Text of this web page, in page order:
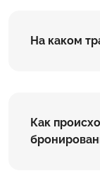
На каком
Как